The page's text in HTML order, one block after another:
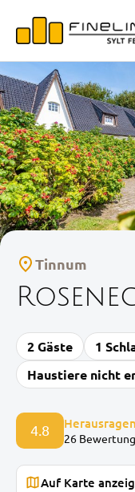
Tinnum
2 Gäste 1
Haustiere nicht
4.8 26
Auf Karte